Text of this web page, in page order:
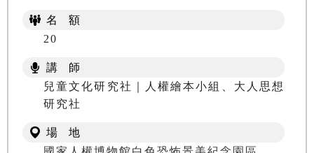
名 額
20
講 師
兒童文化研究社｜人權繪本小組、大人思想
研究社
場 地